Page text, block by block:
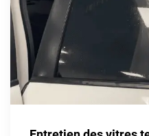
Fisker
Ford
Foton